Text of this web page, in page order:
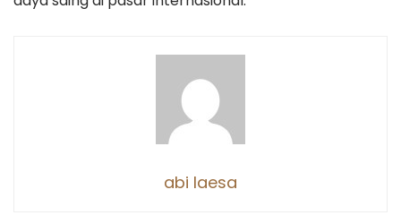
abi laesa